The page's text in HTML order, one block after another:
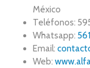
México
Teléfonos:
Whatsapp:
Email:
Web: